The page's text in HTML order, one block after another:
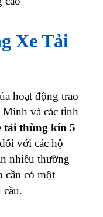
Xe Tải
hoạt động trao
và các tỉnh
tải thùng kín 5
với các hộ
nhiều thường
cần có một
cầu.